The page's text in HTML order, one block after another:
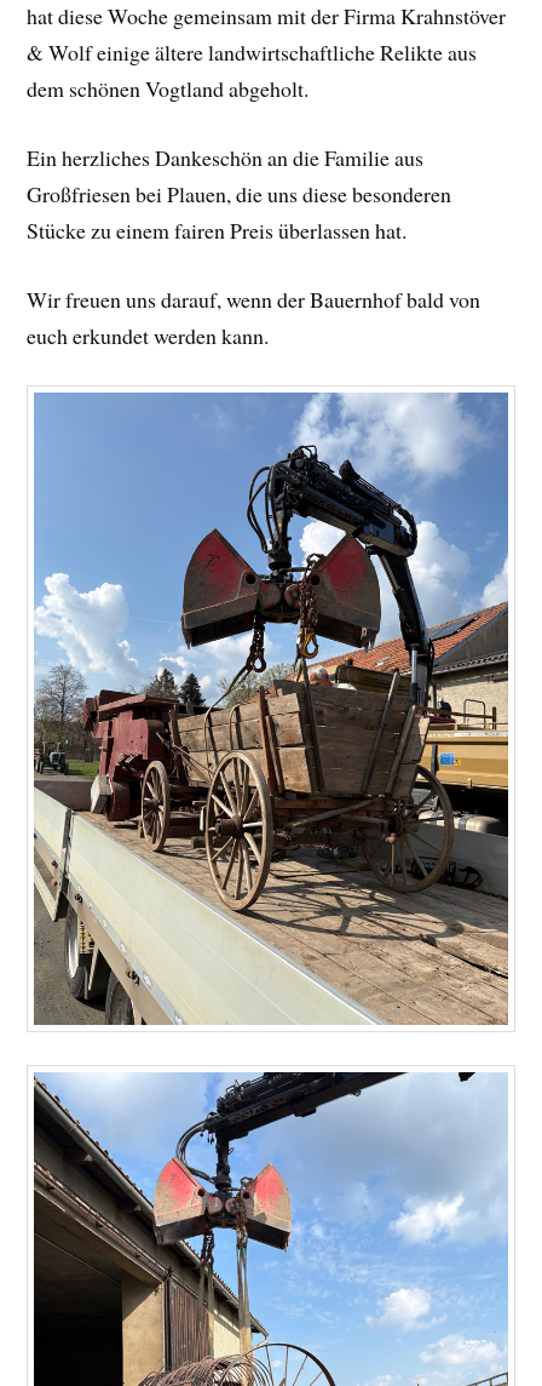
hat diese Woche gemeinsam mit der Firma Krahnstöver
& Wolf einige ältere landwirtschaftliche Relikte aus
dem schönen Vogtland abgeholt.
Ein herzliches Dankeschön an die Familie aus
Großfriesen bei Plauen, die uns diese besonderen
Stücke zu einem fairen Preis überlassen hat.
Wir freuen uns darauf, wenn der Bauernhof bald von
euch erkundet werden kann.